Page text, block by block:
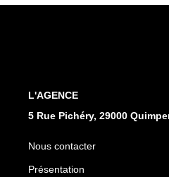
Qui
L'AGENCE
5 Rue Pichéry, 29000
Nous contacter
Présentation